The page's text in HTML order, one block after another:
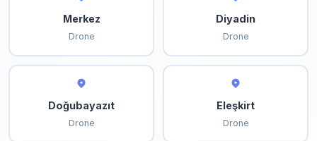
Merkez
Drone
Diyadin
Drone
Doğubayazıt
Drone
Eleşkirt
Drone